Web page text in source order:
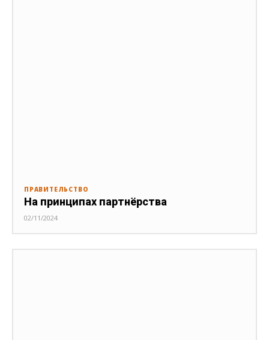
ПРАВИТЕЛЬСТВО
На принципах партнёрства
02/11/2024